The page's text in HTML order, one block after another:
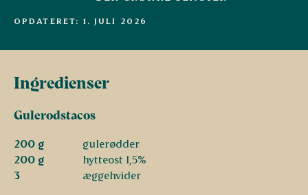
OPDATERET: 1. JULI 2026
Ingredienser
Gulerodstacos
200 g
gulerødder
200 g
hytteost 1,5%
3
æggehvider